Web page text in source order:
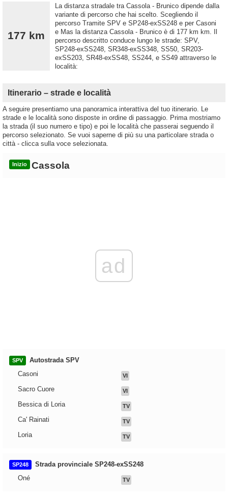
177 km
La distanza stradale tra Cassola - Brunico dipende dalla
variante di percorso che hai scelto. Scegliendo il
percorso Tramite SPV e SP248-exSS248 e per Casoni
e Mas la distanza Cassola - Brunico è di 177 km km. Il
percorso descritto conduce lungo le strade: SPV,
SP248-exSS248, SR348-exSS348, SS50, SR203-
exSS203, SR48-exSS48, SS244, e SS49 attraverso le
località:
Itinerario – strade e località
A seguire presentiamo una panoramica interattiva del tuo itinerario. Le
strade e le località sono disposte in ordine di passaggio. Prima mostriamo
la strada (il suo numero e tipo) e poi le località che passerai seguendo il
percorso selezionato. Se vuoi saperne di più su una particolare strada o
città - clicca sulla voce selezionata.
Inizio Cassola
ad
SPV
Autostrada SPV
Casoni
VI
Sacro Cuore VI
Bessica di Loria TV
Ca' Rainati TV
Loria TV
SP248
Strada provinciale SP248-exSS248
Oné
TV